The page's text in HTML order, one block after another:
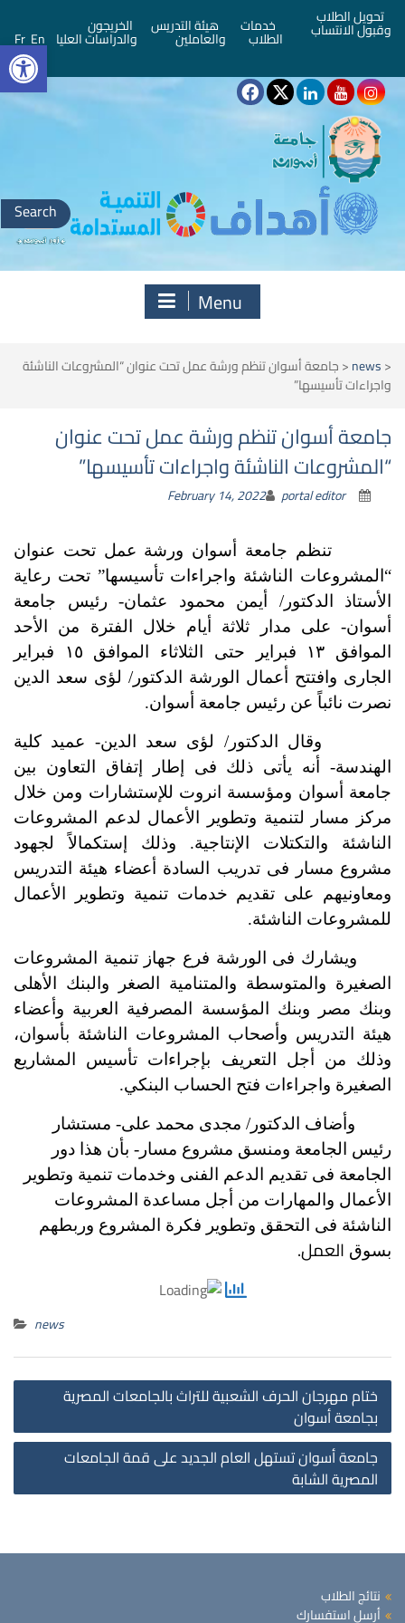
تحويل الطلاب
وقبول الانتساب خدمات
الطلاب
هيئة التدريس
والعاملين
الخريجون
والدراسات العليا En
Fr
Search
for:
Menu
<
news
<جامعة أسوان تنظم ورشة عمل تحت عنوان “المشروعات الناشئة
واجراءات تأسيسها”
جامعة أسوان تنظم ورشة عمل تحت عنوان
“المشروعات الناشئة واجراءات تأسيسها”
February 14, 2022 portal editor
تنظم جامعة أسوان ورشة عمل تحت عنوان
“المشروعات الناشئة واجراءات تأسيسها”تحت رعاية
الأستاذ الدكتور/ أيمن محمود عثمان- رئيس جامعة
أسوان- على مدار ثلاثة أيام خلال الفترة من الأحد
الموافق ١٣ فبراير حتى الثلاثاء الموافق ١٥ فبراير
الجارى وافتتح أعمال الورشة الدكتور/ لؤى سعد الدين
نصرت نائباً عن رئيس جامعة أسوان.
وقال الدكتور/ لؤى سعد الدين- عميد كلية
الهندسة- أنه يأتى ذلك فى إطار إتفاق التعاون بين
جامعة أسوان ومؤسسة انروت للإستشارات ومن خلال
مركز مسار لتنمية وتطوير الأعمال لدعم المشروعات
الناشئة والتكتلات الإنتاجية. وذلك إستكمالاً لجهود
مشروع مسار فى تدريب السادة أعضاء هيئة التدريس
ومعاونيهم على تقديم خدمات تنمية وتطوير الأعمال
للمشروعات الناشئة.
ويشارك فى الورشة فرع جهاز تنمية المشروعات
الصغيرة والمتوسطة والمتنامية الصغر والبنك الأهلى
وبنك مصر وبنك المؤسسة المصرفية العربية وأعضاء
هيئة التدريس وأصحاب المشروعات الناشئة بأسوان،
وذلك من أجل التعريف بإجراءات تأسيس المشاريع
الصغيرة واجراءات فتح الحساب البنكي.
وأضاف الدكتور/ مجدى محمد على- مستشار
رئيس الجامعة ومنسق مشروع مسار- بأن هذا دور
الجامعة فى تقديم الدعم الفنى وخدمات تنمية وتطوير
الأعمال والمهارات من أجل مساعدة المشروعات
الناشئة فى التحقق وتطوير فكرة المشروع وربطهم
بسوق العمل.
news
ختام مهرجان الحرف الشعبية للتراث بالجامعات المصرية
بجامعة أسوان
جامعة أسوان تستهل العام الجديد على قمة الجامعات
المصرية الشابة
نتائج الطلاب
أرسل استفسارك